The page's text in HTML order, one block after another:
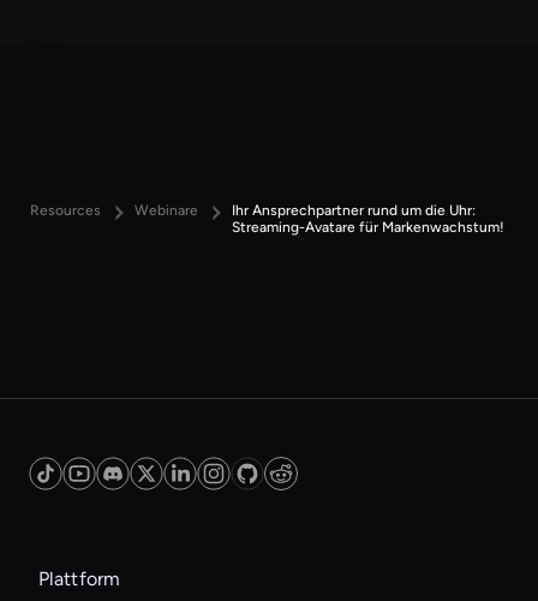
Resources Webinare
Ihr Ansprechpartner rund um die Uhr:
Streaming-Avatare für Markenwachstum!
Plattform